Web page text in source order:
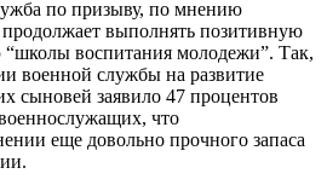
по призыву, по мнению
выполнять позитивную
воспитания молодежи”. Так,
военной службы на развитие
сыновей заявило 47 процентов
что
еще довольно прочного запаса